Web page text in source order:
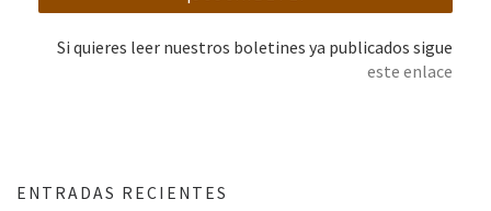
Si quieres leer nuestros boletines ya publicados sigue
este enlace
ENTRADAS RECIENTES